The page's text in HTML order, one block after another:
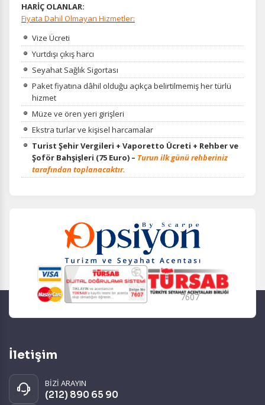
HARİÇ OLANLAR:
Fiyata Dahil Olmayan Hizmetler:
Vize Ücreti
Yurtdışı çıkış harcı
Seyahat Sağlık Sigortası
Paket fiyatına dâhil olduğu açıkça belirtilmemiş her türlü
hizmet
Müze ve ören yeri girişleri
Ekstra turlar ve kişisel harcamalar
Turist Şehir Vergileri + Vaporetto Ücreti + Rehber ve
Şoför Bahşişleri (75 Euro) – Turun ilk günü rehberiniz
tarafından toplanacaktır.
7607
İletişim
BİZİ ARAYIN
(212) 890 65 90